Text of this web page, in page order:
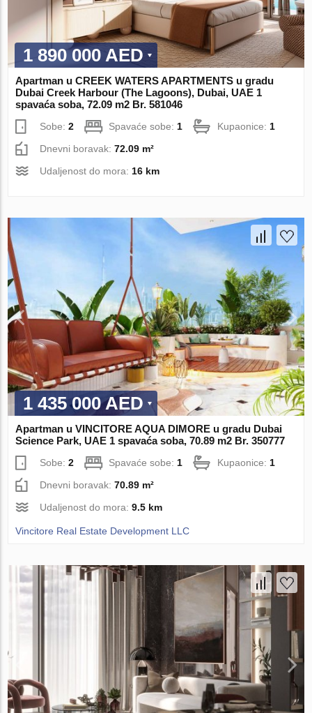
1 890 000 AED
Apartman u CREEK WATERS APARTMENTS u gradu
Dubai Creek Harbour (The Lagoons), Dubai, UAE 1
spavaća soba, 72.09 m2 Br. 581046
Sobe:2 Spavaće sobe:1 Kupaonice:1
Dnevni boravak:72.09 m²
Udaljenost do mora:16 km
1 435 000 AED
Apartman u VINCITORE AQUA DIMORE u gradu Dubai
Science Park, UAE 1 spavaća soba, 70.89 m2 Br. 350777
Sobe:2 Spavaće sobe: 1 Kupaonice: 1
Dnevni boravak:70.89 m²
Udaljenost do mora:9.5 km
Vincitore Real Estate Development LLC